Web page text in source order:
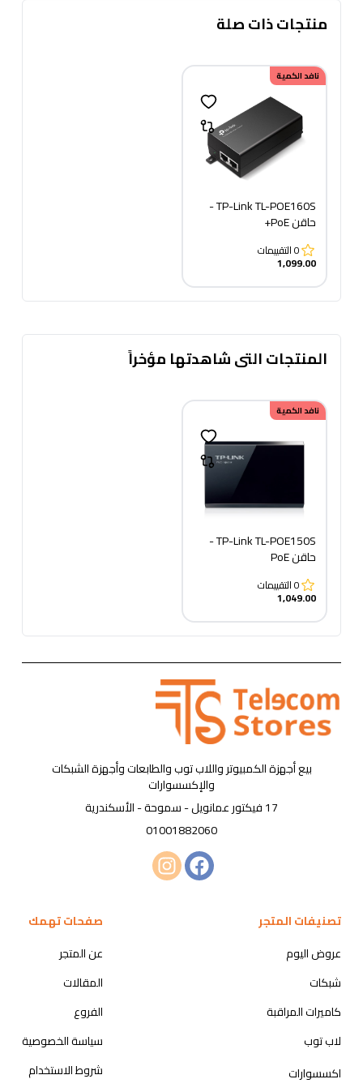
منتجات ذات صلة
نافد الكمية
TP-Link TL-POE160S -
حاقن PoE+
0التقييمات
1,099.00
المنتجات التى شاهدتها مؤخراً
نافد الكمية
TP-Link TL-POE150S -
حاقن PoE
0التقييمات
1,049.00
بيع أجهزة الكمبيوتر واللاب توب والطابعات وأجهزة الشبكات
والإكسسوارات
17 فيكتور عمانويل - سموحة - الأسكندرية
01001882060
تصنيفات المتجر
عروض اليوم
شبكات
كاميرات المراقبة
لاب توب
اكسسوارات
صفحات تهمك
عن المتجر
المقالات
الفروع
سياسة الخصوصية
شروط الاستخدام